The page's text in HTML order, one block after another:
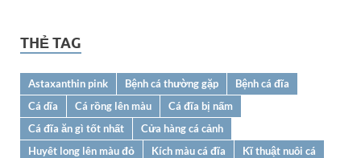
THẺ TAG
Astaxanthin pink Bệnh cá thường gặp
Bệnh cá đĩa
Cá dĩa
Cá rồng lên màu
Cá đĩa bị nấm
Cá đĩa ăn gì tốt nhất
Cửa hàng cá cảnh
Huyêt long lên màu đỏ
Kích màu cá đĩa
Kĩ thuật nuôi cá